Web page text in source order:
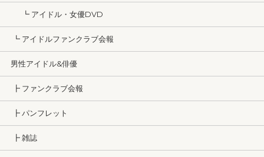
┗ アイドル・女優DVD
┗ アイドルファンクラブ会報
男性アイドル&俳優
┣ ファンクラブ会報
┣ パンフレット
┣ 雑誌